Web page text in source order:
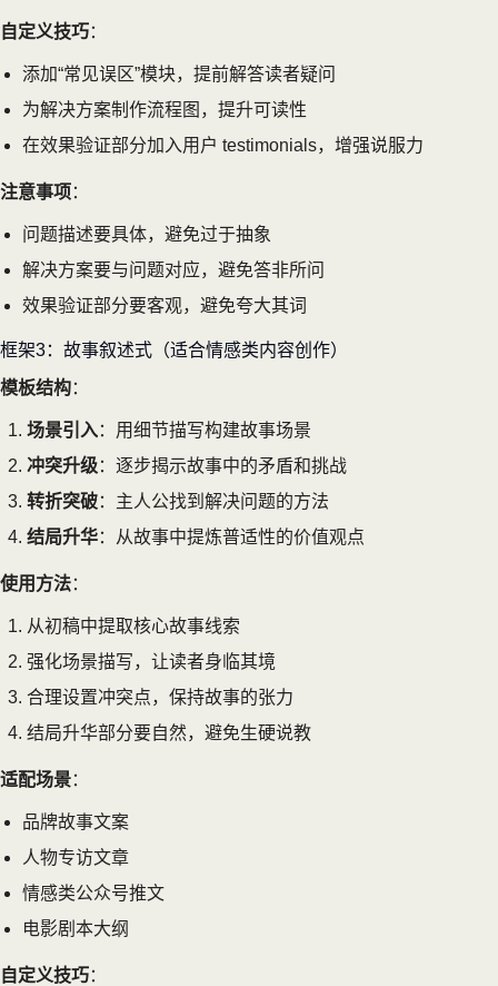
自定义技巧：
添加“常见误区”模块，提前解答读者疑问
为解决方案制作流程图，提升可读性
在效果验证部分加入用户 testimonials，增强说服力
注意事项 ：
问题描述要具体，避免过于抽象
解决方案要与问题对应，避免答非所问
效果验证部分要客观，避免夸大其词
框架3：故事叙述式（适合情感类内容创作）
模板结构：
场景引入：用细节描写构建故事场景
冲突升级：逐步揭示故事中的矛盾和挑战
转折突破：主人公找到解决问题的方法
结局升华：从故事中提炼普适性的价值观点
使用方法：
从初稿中提取核心故事线索
强化场景描写，让读者身临其境
合理设置冲突点，保持故事的张力
结局升华部分要自然，避免生硬说教
适配场景：
品牌故事文案
人物专访文章
情感类公众号推文
电影剧本大纲
自定义技巧：